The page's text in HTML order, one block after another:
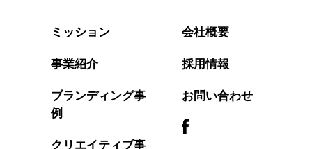
ミッション
事業紹介
ブランディング事
例
クリエイティブ事
会社概要
採用情報
お問い合わせ